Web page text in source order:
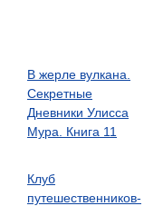
В жерле вулкана.
Секретные
Дневники Улисса
Мура. Книга 11
Клуб
путешественников-